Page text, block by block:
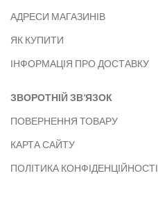
АДРЕСИ МАГАЗИНІВ
ЯК КУПИТИ
ІНФОРМАЦІЯ ПРО ДОСТАВКУ
ЗВОРОТНІЙ ЗВ’ЯЗОК
ПОВЕРНЕННЯ ТОВАРУ
КАРТА САЙТУ
ПОЛІТИКА КОНФІДЕНЦІЙНОСТІ